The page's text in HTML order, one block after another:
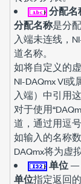
分配名
分配名称是分
入端未连线，
道名称。
如将自定义的
NI-DAQmx VI或
入端）中引用
对于使用
道，通过用逗
如输入的名称
DAQmx将为虚
单位—
单位指定返回